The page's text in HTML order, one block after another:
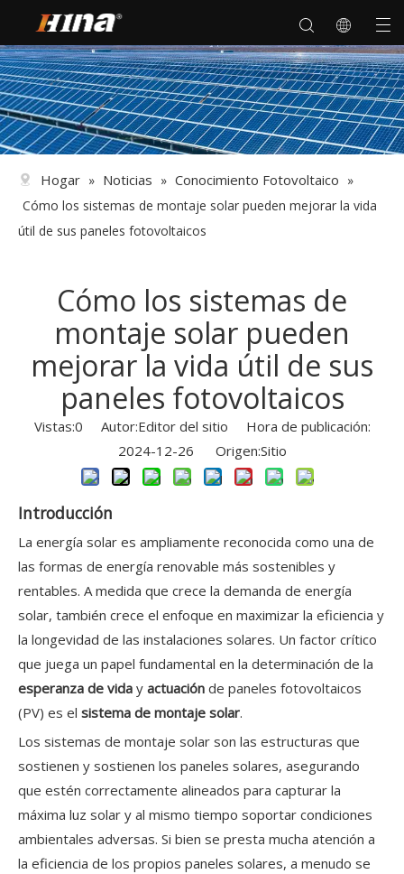
Hogar » Noticias » Conocimiento Fotovoltaico »
Cómo los sistemas de montaje solar pueden mejorar la vida
útil de sus paneles fotovoltaicos
Cómo los sistemas de
montaje solar pueden
mejorar la vida útil de sus
paneles fotovoltaicos
Vistas:0 Autor:Editor del sitio Hora de publicación:
2024-12-26 Origen:Sitio
Introducción
La energía solar es ampliamente reconocida como una de
las formas de energía renovable más sostenibles y
rentables. A medida que crece la demanda de energía
solar, también crece el enfoque en maximizar la eficiencia y
la longevidad de las instalaciones solares. Un factor crítico
que juega un papel fundamental en la determinación de la
esperanza de vida y actuación de paneles fotovoltaicos
(PV) es el sistema de montaje solar.
Los sistemas de montaje solar son las estructuras que
sostienen y sostienen los paneles solares, asegurando
que estén correctamente alineados para capturar la
máxima luz solar y al mismo tiempo soportar condiciones
ambientales adversas. Si bien se presta mucha atención a
la eficiencia de los propios paneles solares, a menudo se